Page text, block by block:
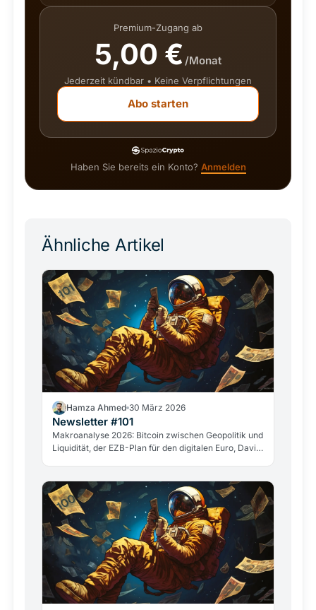
Premium-Zugang ab
5,00 € /Monat
Jederzeit kündbar • Keine Verpflichtungen
Abo starten
Haben Sie bereits ein Konto? Anmelden
Ähnliche Artikel
Hamza Ahmed 30 März 2026
Newsletter #101
Makroanalyse 2026: Bitcoin zwischen Geopolitik und
Liquidität, der EZB-Plan für den digitalen Euro, David